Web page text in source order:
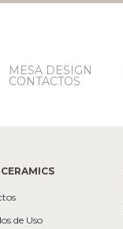
MESA DESIGN
CONTACTOS
de Uso